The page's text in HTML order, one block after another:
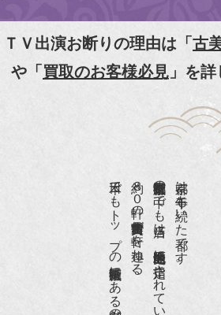
【動画】
『京都新聞』とKBS京都で鴨東
『和楽』7月号 樋口可南子さ
『樋口可南子の古寺散歩』（5
NHK「趣味Do楽」とよた真帆
NHK『美の壺』（4月24日放送
『和楽』10月号
ＴＶ出演お断りの理由は「古
や「買取のお客様必見 」を
京都は千年も続いた都です。
京都祇園骨董街の中でも当店は、歴史的保全地区に指定されています。
約８０軒の古美術骨董商が軒を連ねる、
日本でもトップの祇園骨董街にある老舗の骨董店です。